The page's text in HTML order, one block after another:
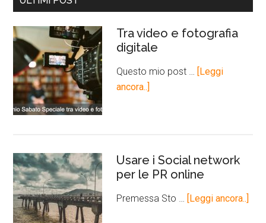
Tra video e fotografia
digitale
Questo mio post …
[Leggi
ancora..]
Usare i Social network
per le PR online
Premessa Sto … [Leggi ancora..]